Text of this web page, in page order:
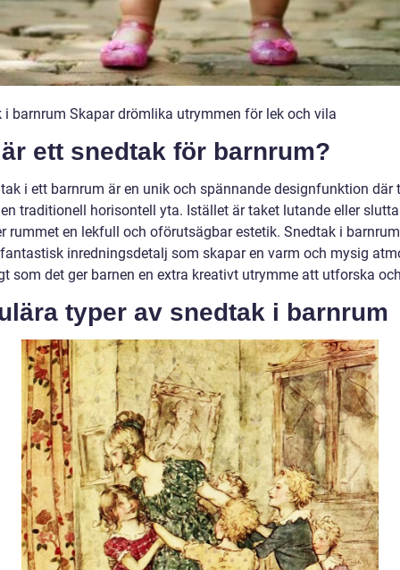
i barnrum Skapar drömlika utrymmen för lek och vila
ett snedtak för barnrum?
i ett barnrum är en unik och spännande designfunktion där
traditionell horisontell yta. Istället är taket lutande eller
rummet en lekfull och oförutsägbar estetik. Snedtak i
inredningsdetalj som skapar en varm och mysig
som det ger barnen en extra kreativt utrymme att utforska
typer av snedtak i barnrum